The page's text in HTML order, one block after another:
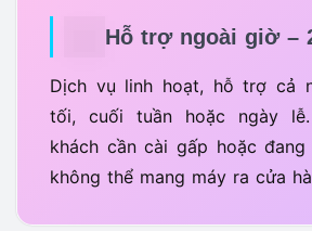
Hỗ trợ ngoài giờ –
Dịch vụ linh hoạt, hỗ trợ cả
tối, cuối tuần hoặc ngày
khách cần cài gấp hoặc
không thể mang máy ra cửa